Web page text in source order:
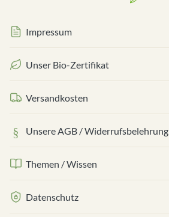
Impressum
Unser Bio-Zertifikat
Versandkosten
Unsere AGB / Widerrufsbelehrung
Themen / Wissen
Datenschutz